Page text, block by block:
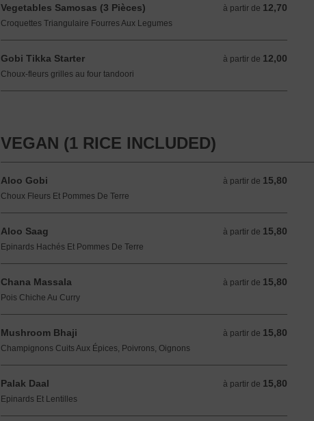
Vegetables Samosas (3 Pièces) à partir de 12,70
à partir de 12,70 EUR
Croquettes Triangulaire Fourres Aux Legumes
Gobi Tikka Starter à partir de 12,00
à partir de 12,00 EUR
Choux-fleurs grilles au four tandoori
VEGAN (1 RICE INCLUDED)
Aloo Gobi à partir de 15,80
à partir de 15,80 EUR
Choux Fleurs Et Pommes De Terre
Aloo Saag à partir de 15,80
à partir de 15,80 EUR
Epinards Hachés Et Pommes De Terre
Chana Massala à partir de 15,80
à partir de 15,80 EUR
Pois Chiche Au Curry
Mushroom Bhaji à partir de 15,80
à partir de 15,80 EUR
Champignons Cuits Aux Épices, Poivrons, Oignons
Palak Daal à partir de 15,80
à partir de 15,80 EUR
Epinards Et Lentilles